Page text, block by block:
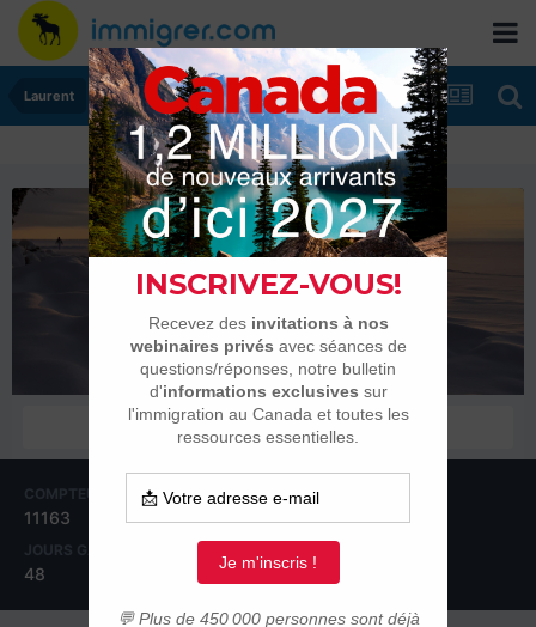
Laurent
Laurent
Administrateurs
COMPTEUR DE CONTENUS
11163
INSCRIPTION
20 juin 1999
JOURS GAGNÉS
48